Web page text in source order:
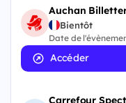
Auchan
Bientôt
Date de
Accéder
Carrefour